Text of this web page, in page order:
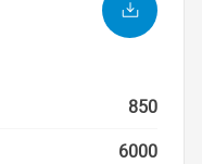
850
6000